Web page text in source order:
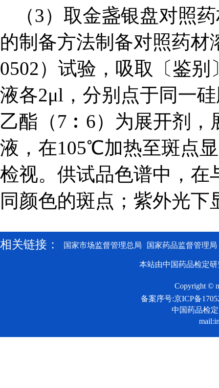
（3）取金盏银盘对照
的制备方法制备对照药材
0502）试验，吸取〔鉴
液各2μl，分别点于同一
乙酯（7 ︰ 6）为展开剂，
液，在105℃加热至斑点
检视。供试品色谱中，在
同颜色的斑点；紫外光
相关链接： 国家市场监督管理总局 国家药品监督管理局
本站由中国药品检定
Copyright ©
备案序号:京ICP备
中国药品检